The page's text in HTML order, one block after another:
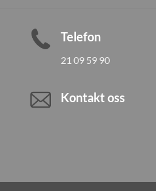
Telefon
21 09 59 90
Kontakt oss